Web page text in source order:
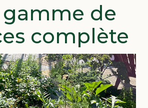
gamme de
complète